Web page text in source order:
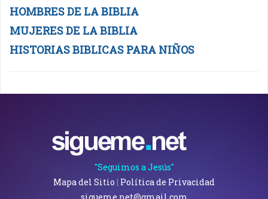
HOMBRES DE LA BIBLIA
MUJERES DE LA BIBLIA
HISTORIAS BIBLICAS PARA NIÑOS
"Seguimos a Jesús"
Mapa del Sitio | Política de Privacidad